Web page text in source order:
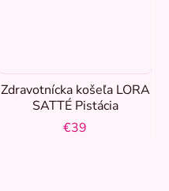
Zdravotnícka košeľa LORA
SATTÉ Pistácia
€39